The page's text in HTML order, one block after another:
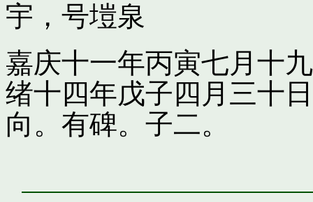
宇，号塏泉
嘉庆十一年丙寅七月十
绪十四年戊子四月三十
向。有碑。子二。